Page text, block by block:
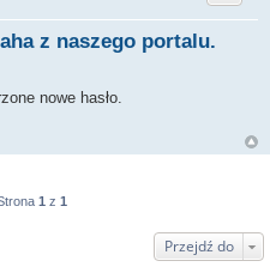
z naszego portalu.
nowe hasło.
1z 1
Przejdź do